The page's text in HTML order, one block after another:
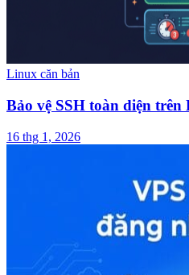
Linux căn bản
Bảo vệ SSH toàn diện trên
16 thg 1, 2026